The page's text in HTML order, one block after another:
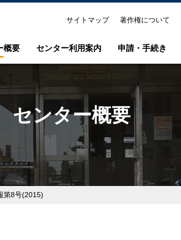
概要
紹介パンフレット
連絡先・所在地
各種委員会
センター利用案内
演習室利用のご案内
Microsoft365ポータル利用案内
学内無線LAN(000saga-u)の利用
申請・手続き
サイトマップ 著作権について
センター概要
第8号(2015)